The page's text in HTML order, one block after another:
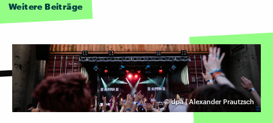
Weitere Beiträge
©dpa | Alexander Prautzsch